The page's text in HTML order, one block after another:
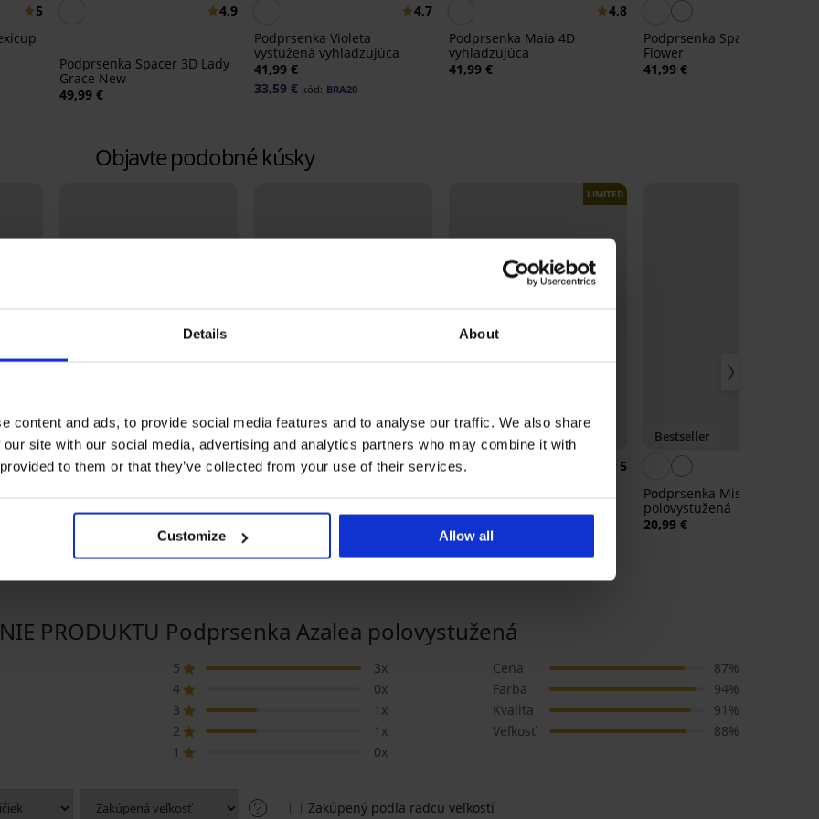
Details About
content and ads, to provide social media features and to analyse our traffic. We also share
site with our social media, advertising and analytics partners who may combine it with
to them or that they’ve collected from your use of their services.
Customize Allow all
5
4,9
Podprsenka Spacer 3D Lady
Grace New
49,99 €
4,7
Podprsenka Violeta
vystužená vyhladzujúca
41,99 €
33,59 € kód: BRA20
4,8
Podprsenka Maia 4D
vyhladzujúca
41,99 €
Podprsenka Spacer Delicate
Flower
41,99 €
Objavte podobné kúsky
4,9
Zľava -70%
5
nevystužená
Zľava -70%
5
21,00 €69,99 €
Zľava -70%
LIMITED
5
Bestseller
Podprsenka Misha
polovystužená
20,99 €
PRODUKTU Podprsenka Azalea polovystužená
5
3x
4
0x
3
1x
2
1x
1
0x
Cena
87%
Farba
94%
Kvalita
91%
Veľkosť
88%
Zakúpený podľa radcu veľkostí